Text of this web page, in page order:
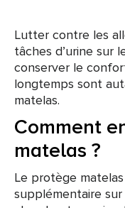
Lutter contre les
tâches d’urine sur
conserver le
longtemps sont
matelas.
Comment
matelas ?
Le protège
supplémentaire